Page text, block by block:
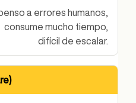
a errores humanos,
consume mucho tiempo,
difícil de escalar.